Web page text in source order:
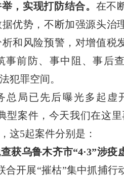
，实现打防结合。 在不
优势，不断加强源头治
和风险预警，对增值税
事前防、事中阻、事后
犯罪空间。
总局已先后曝光多起虚
型案件，今天我们在这
这5起案件分别是：
查获乌鲁木齐市“4·3”涉疫
合开展“摧枯”集中抓捕行